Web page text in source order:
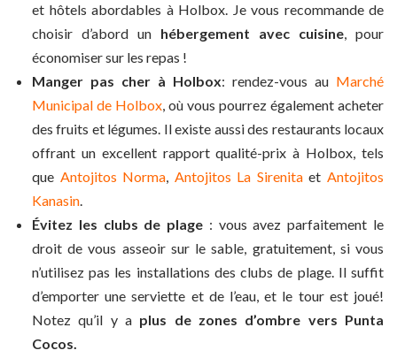
et hôtels abordables à Holbox. Je vous recommande de
choisir d’abord un hébergement avec cuisine, pour
économiser sur les repas !
Manger pas cher à Holbox: rendez-vous au Marché
Municipal de Holbox, où vous pourrez également acheter
des fruits et légumes. Il existe aussi des restaurants locaux
offrant un excellent rapport qualité-prix à Holbox, tels
que Antojitos Norma, Antojitos La SirenitaetAntojitos
Kanasin.
Évitez les clubs de plage : vous avez parfaitement le
droit de vous asseoir sur le sable, gratuitement, si vous
n’utilisez pas les installations des clubs de plage. Il suffit
d’emporter une serviette et de l’eau, et le tour est joué!
Notez qu’il y a plus de zones d’ombre vers Punta
Cocos.